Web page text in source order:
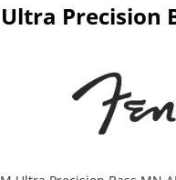
Precision